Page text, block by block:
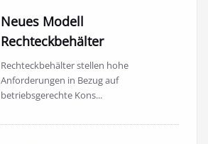
Neues Modell
Rechteckbehälter
Rechteckbehälter stellen hohe
Anforderungen in Bezug auf
betriebsgerechte Kons...